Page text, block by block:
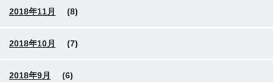
2018年11月 (8)
2018年10月 (7)
2018年9月 (6)